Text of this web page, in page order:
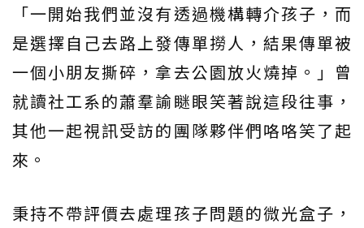
「一開始我們並沒有透過機構轉介孩子，而
是選擇自己去路上發傳單撈人，結果傳單被
一個小朋友撕碎，拿去公園放火燒掉。」曾
就讀社工系的蕭羣諭瞇眼笑著說這段往事，
其他一起視訊受訪的團隊夥伴們咯咯笑了起
來。
秉持不帶評價去處理孩子問題的微光盒子，